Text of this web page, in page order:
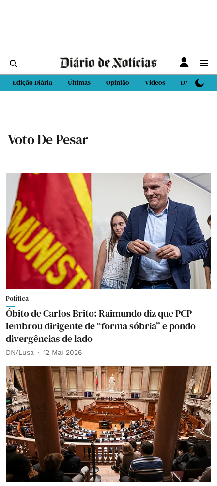
Edição Diária Últimas Opinião Vídeos DN Sport
Voto De Pesar
Política
Óbito de Carlos Brito: Raimundo diz que PCP
lembrou dirigente de “forma sóbria” e pondo
divergências de lado
DN/Lusa 12 Mai 2026